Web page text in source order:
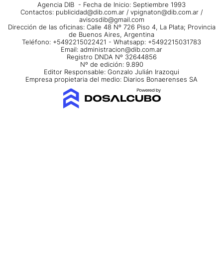
Agencia DIB - Fecha de Inicio: Septiembre 1993
Contactos: publicidad@dib.com.ar / vpignaton@dib.com.ar /
avisosdib@gmail.com
Dirección de las oficinas: Calle 48 Nº 726 Piso 4, La Plata; Provincia
de Buenos Aires, Argentina
Teléfono: +5492215022421 - Whatsapp: +5492215031783
Email: administracion@dib.com.ar
Registro DNDA Nº 32644856
Nº de edición: 9.890
Editor Responsable: Gonzalo Julián Irazoqui
Empresa propietaria del medio: Diarios Bonaerenses SA